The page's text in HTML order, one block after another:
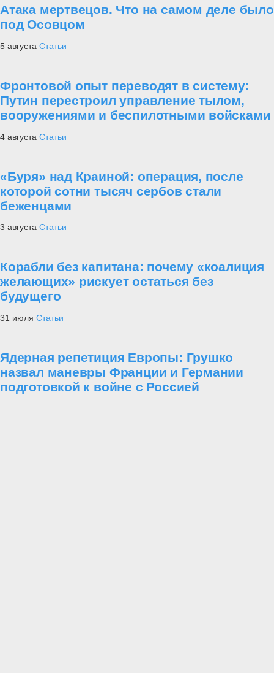
Атака мертвецов. Что на самом деле было
под Осовцом
5 августа Статьи
Фронтовой опыт переводят в систему:
Путин перестроил управление тылом,
вооружениями и беспилотными войсками
4 августа Статьи
«Буря» над Краиной: операция, после
которой сотни тысяч сербов стали
беженцами
3 августа Статьи
Корабли без капитана: почему «коалиция
желающих» рискует остаться без
будущего
31 июля Статьи
Ядерная репетиция Европы: Грушко
назвал маневры Франции и Германии
подготовкой к войне с Россией